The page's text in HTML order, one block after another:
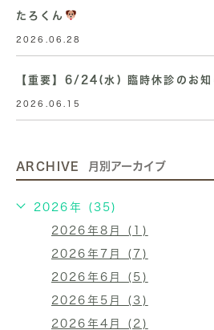
たろくん
2026.06.28
【重要】6/24(水) 臨時休診のお知
2026.06.15
ARCHIVE 月別アーカイブ
2026年 (35)
2026年8月 (1)
2026年7月 (7)
2026年6月 (5)
2026年5月 (3)
2026年4月 (2)